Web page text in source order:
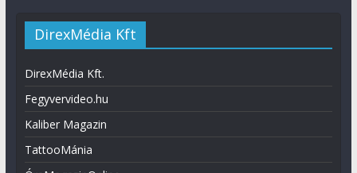
DirexMédia Kft
DirexMédia Kft.
Fegyvervideo.hu
Kaliber Magazin
TattooMánia